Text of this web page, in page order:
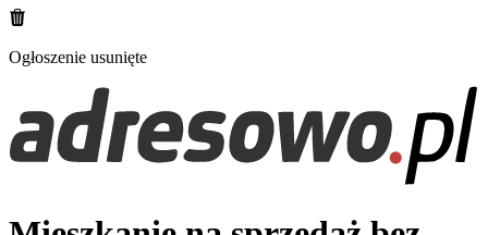
Ogłoszenie usunięte